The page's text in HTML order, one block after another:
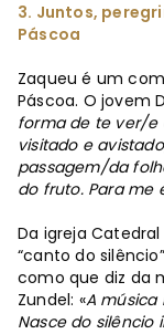
3. Juntos,
Páscoa
Zaqueu é um
Páscoa. O jovem
forma de te ver/e
visitado e
passagem/da
do fruto. Para me
Da igreja
“canto do
como que diz da
Zundel: «A música
Nasce do silêncio